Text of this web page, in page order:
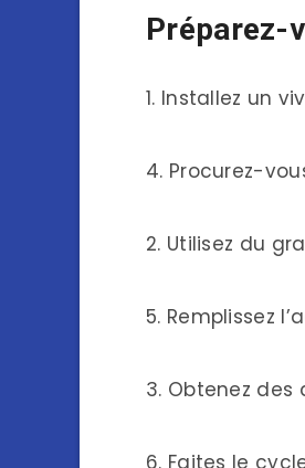
Préparez-
1. Installez un
4. Procurez-
2. Utilisez du
5. Remplissez
3. Obtenez des
6. Faites le